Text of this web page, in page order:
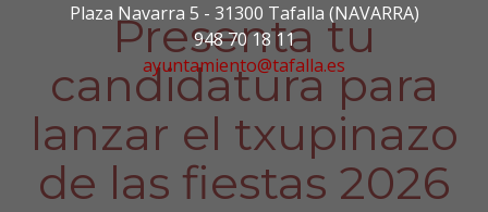
Plaza Navarra 5 - 31300 Tafalla (NAVARRA)
948 70 18 11
ayuntamiento@tafalla.es
Presenta tu
candidatura para
lanzar el txupinazo
de las fiestas 2026